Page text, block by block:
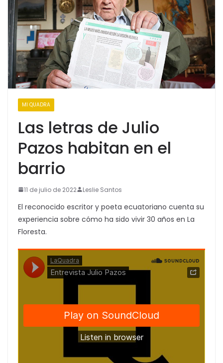
MI QUADRA
Las letras de Julio
Pazos habitan en el
barrio
11 de julio de 2022 Leslie Santos
El reconocido escritor y poeta ecuatoriano cuenta su
experiencia sobre cómo ha sido vivir 30 años en La
Floresta.